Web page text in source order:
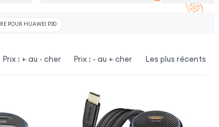
POUR HUAWEI P30
Prix : + au - cher Prix : - au + cher Les plus récents